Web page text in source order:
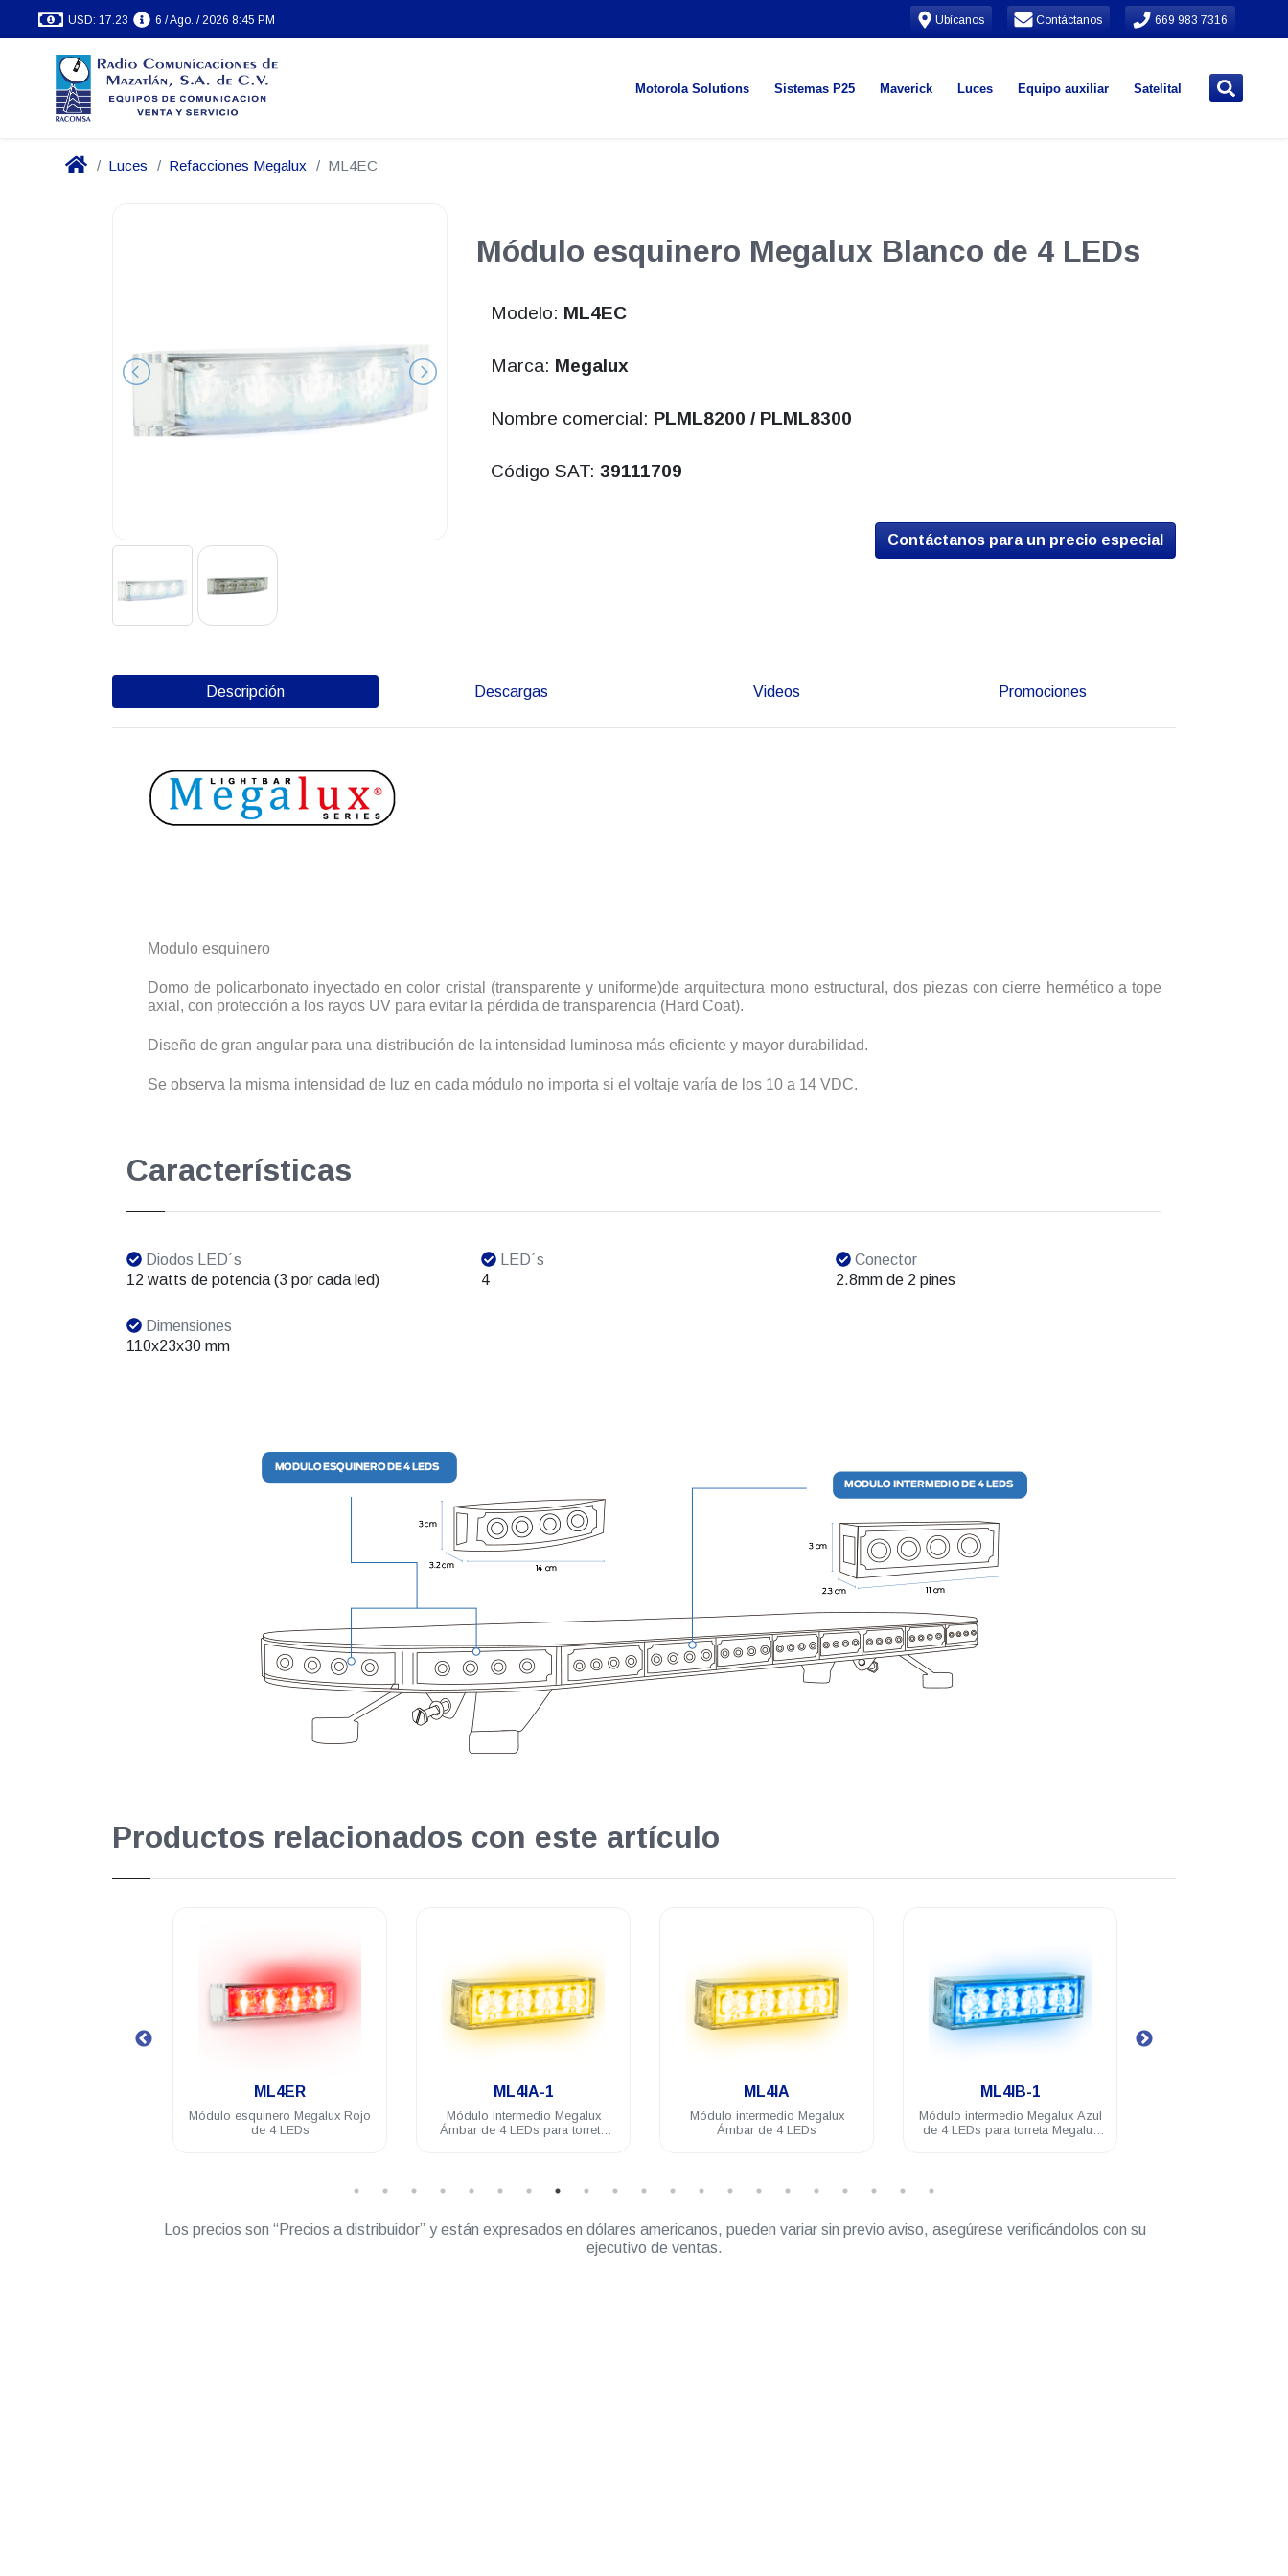
USD: 17.23 6 / Ago. / 2026 8:45 PM Ubícanos Contáctanos 669 983 7316
Motorola Solutions Sistemas P25 Maverick Luces Equipo auxiliar Satelital
Luces Refacciones Megalux ML4EC
Módulo esquinero Megalux Blanco de 4 LEDs
Modelo: ML4EC
Marca: Megalux
Nombre comercial: PLML8200 / PLML8300
Código SAT: 39111709
Contáctanos para un precio especial
Descripción Descargas Videos Promociones
Modulo esquinero
Domo de policarbonato inyectado en color cristal (transparente y uniforme)de arquitectura mono estructural, dos piezas con cierre hermético a tope
axial, con protección a los rayos UV para evitar la pérdida de transparencia (Hard Coat).
Diseño de gran angular para una distribución de la intensidad luminosa más eficiente y mayor durabilidad.
Se observa la misma intensidad de luz en cada módulo no importa si el voltaje varía de los 10 a 14 VDC.
Características
Diodos LED´s
12 watts de potencia (3 por cada led)
LED´s
4
Conector
2.8mm de 2 pines
Dimensiones
110x23x30 mm
Productos relacionados con este artículo
ML4IA-1
Módulo intermedio Megalux
Ámbar de 4 LEDs para torreta
ML4IA
Módulo intermedio Megalux
Ámbar de 4 LEDs
ML4IB-1
Módulo intermedio Megalux Azul
de 4 LEDs para torreta Megalux
ML4IB
Módulo intermedio Megalux Azul
de 4 LEDs
Los precios son “Precios a distribuidor” y están expresados en dólares americanos, pueden variar sin previo aviso, asegúrese verificándolos con su
ejecutivo de ventas.